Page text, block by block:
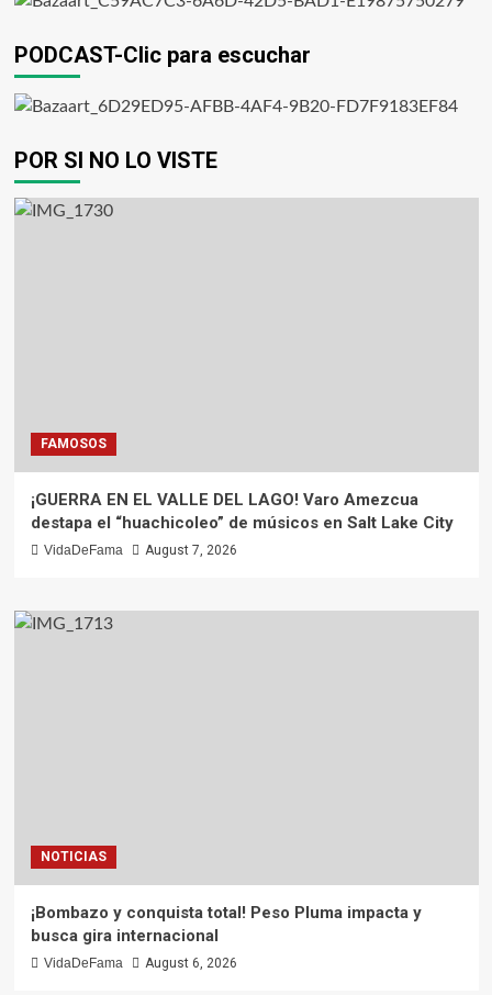
PODCAST-Clic para escuchar
POR SI NO LO VISTE
FAMOSOS
¡GUERRA EN EL VALLE DEL LAGO! Varo Amezcua
destapa el “huachicoleo” de músicos en Salt Lake City
VidaDeFama August 7, 2026
NOTICIAS
¡Bombazo y conquista total! Peso Pluma impacta y
busca gira internacional
VidaDeFama August 6, 2026